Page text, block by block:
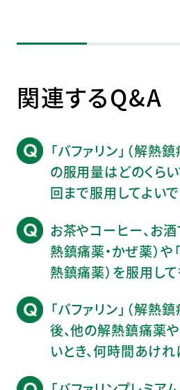
関連するQ&A
「バファリン」（解熱
の服用量はどのくら
回まで服用してよいで
お茶やコーヒー、お酒
熱鎮痛薬・かぜ薬）や
熱鎮痛薬）を服用して
「バファリン」（解熱
後、他の解熱鎮痛薬
いとき、何時間あけれ